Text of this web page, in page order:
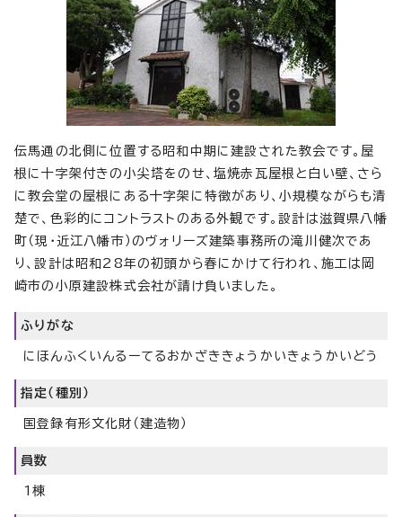
伝馬通の北側に位置する昭和中期に建設された教会です。屋
根に十字架付きの小尖塔をのせ、塩焼赤瓦屋根と白い壁、さら
に教会堂の屋根にある十字架に特徴があり、小規模ながらも清
楚で、色彩的にコントラストのある外観です。設計は滋賀県八幡
町（現・近江八幡市）のヴォリーズ建築事務所の滝川健次であ
り、設計は昭和28年の初頭から春にかけて行われ、施工は岡
崎市の小原建設株式会社が請け負いました。
ふりがな
にほんふくいんるーてるおかざききょうかいきょうかいどう
指定（種別）
国登録有形文化財（建造物）
員数
1棟